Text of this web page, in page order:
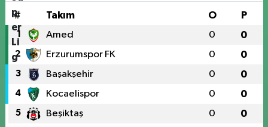
# Takım O P
1 Amed 0 0
2 Erzurumspor FK 0 0
3 Başakşehir 0 0
4 Kocaelispor 0 0
5 Beşiktaş 0 0